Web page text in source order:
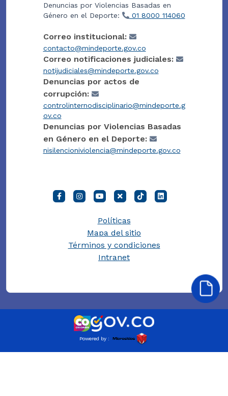
Denuncias por Violencias Basadas en
Género en el Deporte:
01 8000 114060
Correo institucional:
contacto@mindeporte.gov.co
Correo notificaciones judiciales:
notijudiciales@mindeporte.gov.co
Denuncias por actos de
corrupción:
controlinternodisciplinario@mindeporte.g
ov.co
Denuncias por Violencias Basadas
en Género en el Deporte:
nisilencioniviolencia@mindeporte.gov.co
Políticas
Mapa del sitio
Términos y condiciones
Intranet
Powered by :